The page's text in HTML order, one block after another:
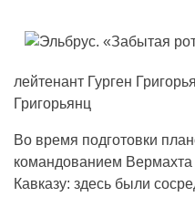
лейтенант Гурген
Григорьянц
Во время подготовки
командованием
Кавказу: здесь были